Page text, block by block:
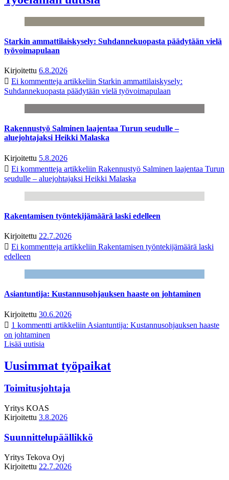
Starkin ammattilaiskysely: Suhdannekuopasta päädytään vielä
työvoimapulaan
Kirjoitettu 6.8.2026
Ei kommentteja artikkeliin Starkin ammattilaiskysely:
Suhdannekuopasta päädytään vielä työvoimapulaan
Rakennustyö Salminen laajentaa Turun seudulle –
aluejohtajaksi Heikki Malaska
Kirjoitettu 5.8.2026
Ei kommentteja artikkeliin Rakennustyö Salminen laajentaa Turun
seudulle – aluejohtajaksi Heikki Malaska
Rakentamisen työntekijämäärä laski edelleen
Kirjoitettu 22.7.2026
Ei kommentteja artikkeliin Rakentamisen työntekijämäärä laski
edelleen
Asiantuntija: Kustannusohjauksen haaste on johtaminen
Kirjoitettu 30.6.2026
1 kommentti artikkeliin Asiantuntija: Kustannusohjauksen haaste
on johtaminen
Lisää uutisia
Uusimmat työpaikat
Toimitusjohtaja
Yritys KOAS
Kirjoitettu 3.8.2026
Suunnittelupäällikkö
Yritys Tekova Oyj
Kirjoitettu 22.7.2026